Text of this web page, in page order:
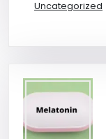
Uncategorized